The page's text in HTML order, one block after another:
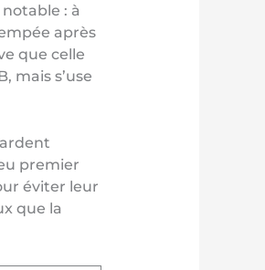
: à
après
que celle
mais s’use
premier
éviter leur
que la